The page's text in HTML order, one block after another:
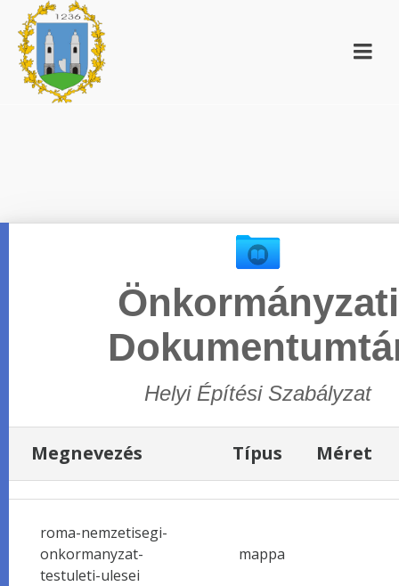
Önkormányzati
Helyi Építési Szabályzat
Megnevezés Típus Méret
roma-nemzetisegi-
onkormanyzat-
testuleti-ulesei
mappa